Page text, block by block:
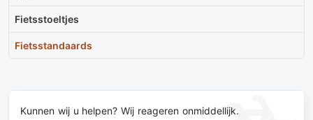
Fietsstoeltjes
Fietsstandaards
Kunnen wij u helpen? Wij reageren onmiddellijk.